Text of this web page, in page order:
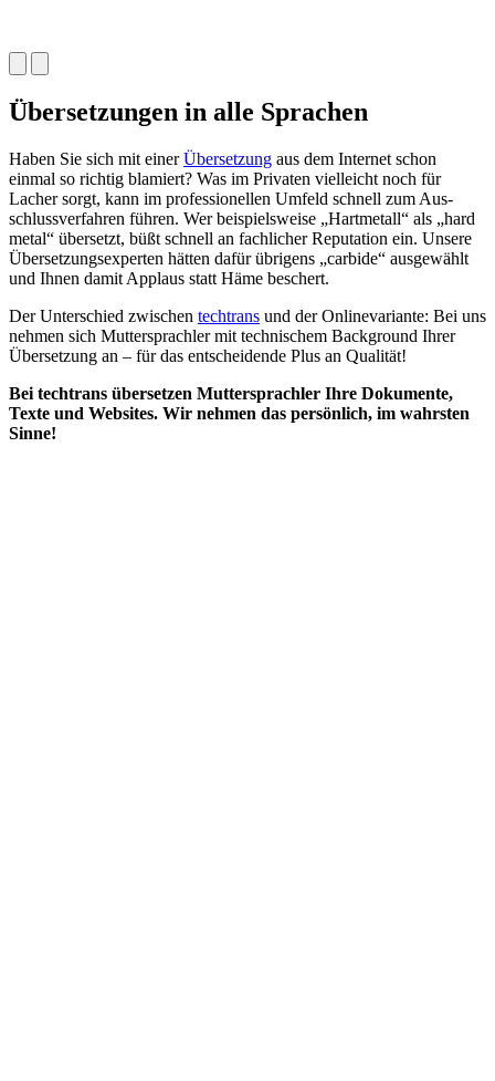
Übersetzungen in alle Sprachen
Haben Sie sich mit einerÜber­setzung aus dem Internet schon
einmal so richtig blamiert? Was im Privaten vielleicht noch für
Lacher sorgt, kann im professionellen Umfeld schnell zum Aus­
schluss­ver­fahren führen. Wer bei­spiels­weise „Hartmetall“ als „hard
metal“ über­setzt, büßt schnell an fach­licher Reputation ein. Unsere
Über­setzungs­experten hätten dafür übrigens „carbide“ aus­ge­wählt
und Ihnen damit Applaus statt Häme beschert.
Der Unter­schied zwischen techtrans und der Online­variante: Bei uns
nehmen sich Mutter­sprachler mit technischem Background Ihrer
Über­setzung an – für das ent­schei­dende Plus an Qualität!
Bei techtrans übersetzen Mutter­sprachler Ihre Dokumente,
Texte und Websites. Wir nehmen das persönlich, im wahrsten
Sinne!